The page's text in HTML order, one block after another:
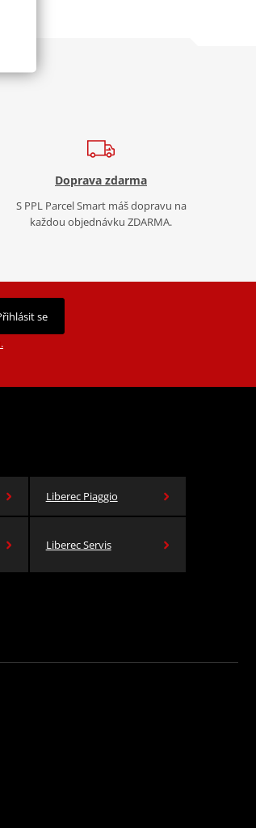
Doprava zdarma
S PPL Parcel Smart máš dopravu na
každou objednávku ZDARMA.
se
Liberec Piaggio
Liberec Servis